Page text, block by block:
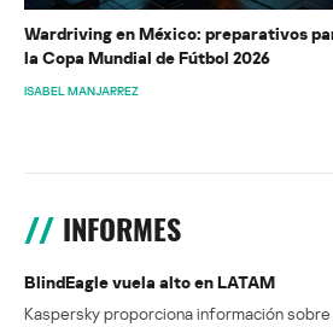
Wardriving en México: preparativos
la Copa Mundial de Fútbol 2026
ISABEL MANJARREZ
INFORMES
BlindEagle vuela alto en LATAM
Kaspersky proporciona información